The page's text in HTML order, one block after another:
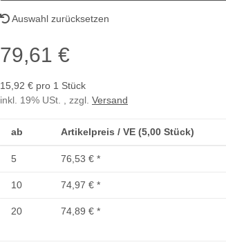
Auswahl zurücksetzen
79,61 €
15,92 € pro 1 Stück
inkl. 19% USt. , zzgl. Versand
ab Artikelpreis / VE (5,00 Stück)
5 76,53 € *
10 74,97 € *
20 74,89 € *